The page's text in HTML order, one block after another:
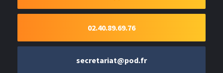
02.40.89.69.76
secretariat@pod.fr